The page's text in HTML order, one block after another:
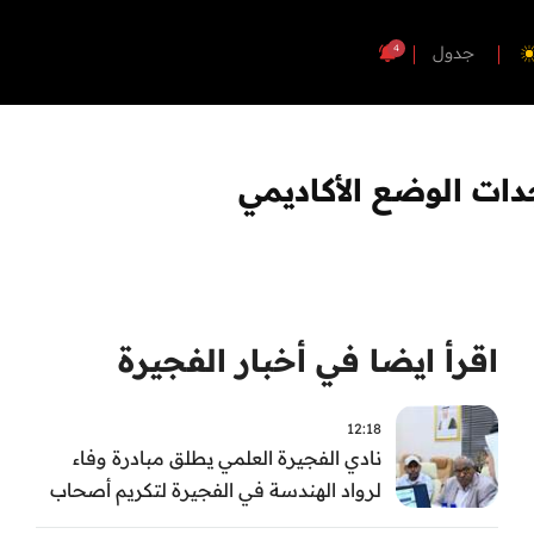
جدول 4
الوضع الأكاديمي
اقرأ ايضا في أخبار الفجيرة
12:18
نادي الفجيرة العلمي يطلق مبادرة وفاء
لرواد الهندسة في الفجيرة لتكريم أصحاب
العطاء وترسيخ الإرث الهندسي بالفجيرة